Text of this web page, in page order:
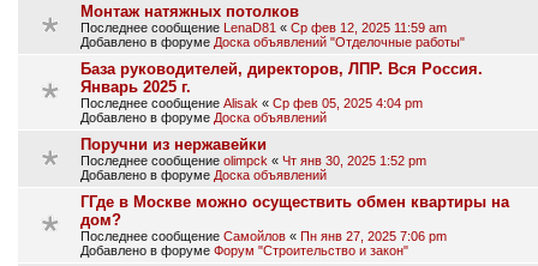
Монтаж натяжных потолков
Последнее сообщение LenaD81 « Ср фев 12, 2025 11:59 am
Добавлено в форуме Доска объявлений "Отделочные работы"
База руководителей, директоров, ЛПР. Вся Россия.
Январь 2025 г.
Последнее сообщение Alisak « Ср фев 05, 2025 4:04 pm
Добавлено в форуме Доска объявлений
Поручни из нержавейки
Последнее сообщение olimpck « Чт янв 30, 2025 1:52 pm
Добавлено в форуме Доска объявлений
ГГде в Москве можно осуществить обмен квартиры на
дом?
Последнее сообщение Самойлов « Пн янв 27, 2025 7:06 pm
Добавлено в форуме Форум "Строительство и закон"